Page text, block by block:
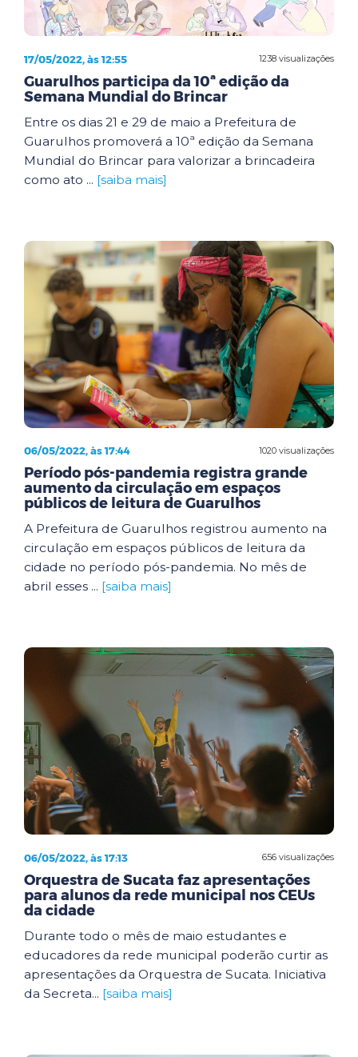
1238 visualizações
17/05/2022, às 12:55
Guarulhos participa da 10ª edição da
Semana Mundial do Brincar
Entre os dias 21 e 29 de maio a Prefeitura de
Guarulhos promoverá a 10ª edição da Semana
Mundial do Brincar para valorizar a brincadeira
como ato ... [saiba mais]
1020 visualizações
06/05/2022, às 17:44
Período pós-pandemia registra grande
aumento da circulação em espaços
públicos de leitura de Guarulhos
A Prefeitura de Guarulhos registrou aumento na
circulação em espaços públicos de leitura da
cidade no período pós-pandemia. No mês de
abril esses ... [saiba mais]
656 visualizações
06/05/2022, às 17:13
Orquestra de Sucata faz apresentações
para alunos da rede municipal nos CEUs
da cidade
Durante todo o mês de maio estudantes e
educadores da rede municipal poderão curtir as
apresentações da Orquestra de Sucata. Iniciativa
da Secreta... [saiba mais]